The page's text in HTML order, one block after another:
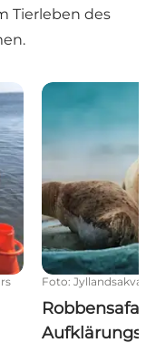
Tierleben des
Foto: